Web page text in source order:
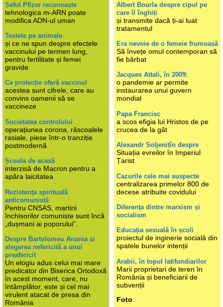
Șeful Pfizer recunoaște
tehnologica m-ARN poate
modifica ADN-ul uman
Testele pe animale
și ce ne spun despre efectele
vaccinului pe termen lung,
pentru fertilitate și femei
gravide.
Ce protecție oferă vaccinul
acestea sunt cifrele, care au
convins oamenii să se
vaccineze
Societatea controlului
operațiunea corona, răscoalele
rasiale, piese într-o tranziție
postmodernă
Școala de acasă
interzisă de Macron pentru a
apăra laicitatea
Rezistența spirituală
anticomunistă
Pentru CNSAS, martirii
închisorilor comuniste sunt încă
„dușmani ai poporului”.
Despre Bartolomeu Anania și
alegerea nefericită a unui
preafericit
Un elogiu adus celui mai mare
predicator din Biserica Ortodoxă
în acest moment, care, nu
întâmplător, este și cel mai
virulent atacat de presa din
România
Albert Bourla despre cipul pe
care îl înghiți
și transmite dacă ți-ai luat
tratamentul
Era nevoie de o femeie frumoasă
Să învețe omul contemporan să
fie bărbat
Jacques Attali, în 2009:
o pandemie ar permite
instaurarea unui guvern
mondial
Papa Francisc
a scos efigia lui Hristos de pe
crucea de la gât
Alexandr Soljenițîn despre
Situația evreilor în Imperiul
Țarist
Cazurile cele mai suspecte
centralizarea primelor 800 de
decese atribuite covidului
Diferența dintre marxism și
socialism
Educația sexuală în școli
proiectul de inginerie socială din
spatele bunelor intenții
Arabii, în topul latifundiarilor
Marii proprietari de teren în
România și beneficiarii de
subvenții
Foto